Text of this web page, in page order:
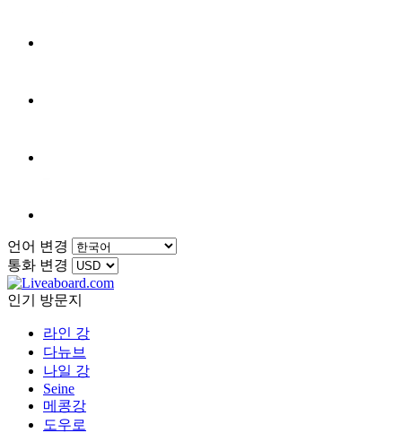
언어 변경
통화 변경
인기 방문지
라인 강
다뉴브
나일 강
Seine
메콩강
도우로